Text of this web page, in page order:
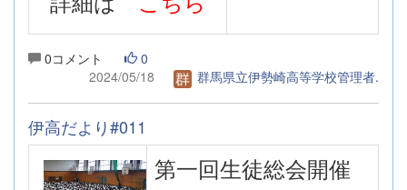
0コメント
0
2024/05/18
群馬県立伊勢崎高等学校管理者.
伊高だより#011
第一回生徒総会開催